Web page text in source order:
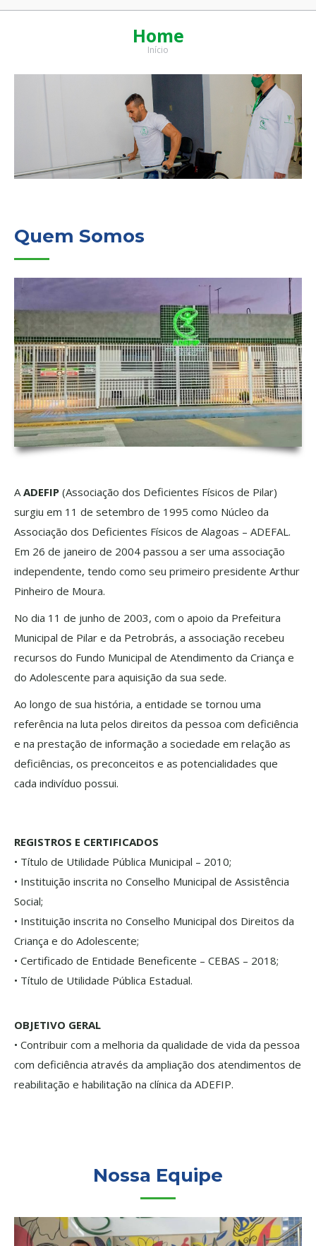
Home
Você está aqui:
Início
Quem Somos
AADEFIP (Associação dos Deficientes Físicos de Pilar)
surgiu em 11 de setembro de 1995 como Núcleo da
Associação dos Deficientes Físicos de Alagoas – ADEFAL.
Em 26 de janeiro de 2004 passou a ser uma associação
independente, tendo como seu primeiro presidente Arthur
Pinheiro de Moura.
No dia 11 de junho de 2003, com o apoio da Prefeitura
Municipal de Pilar e da Petrobrás, a associação recebeu
recursos do Fundo Municipal de Atendimento da Criança e
do Adolescente para aquisição da sua sede.
Ao longo de sua história, a entidade se tornou uma
referência na luta pelos direitos da pessoa com deficiência
e na prestação de informação a sociedade em relação as
deficiências, os preconceitos e as potencialidades que
cada indivíduo possui.
REGISTROS E CERTIFICADOS
• Título de Utilidade Pública Municipal – 2010;
• Instituição inscrita no Conselho Municipal de Assistência
Social;
• Instituição inscrita no Conselho Municipal dos Direitos da
Criança e do Adolescente;
• Certificado de Entidade Beneficente – CEBAS – 2018;
• Título de Utilidade Pública Estadual.
OBJETIVO GERAL
• Contribuir com a melhoria da qualidade de vida da pessoa
com deficiência através da ampliação dos atendimentos de
reabilitação e habilitação na clínica da ADEFIP.
Nossa Equipe